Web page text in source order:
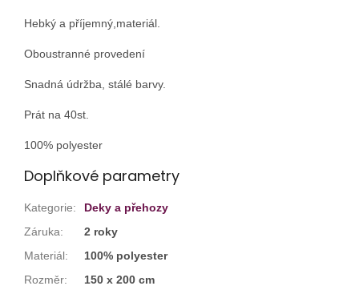
Hebký a příjemný,materiál.
Oboustranné provedení
Snadná údržba, stálé barvy.
Prát na 40st.
100% polyester
Doplňkové parametry
Kategorie:
Deky a přehozy
Záruka:
2 roky
Materiál:
100% polyester
Rozměr:
150 x 200 cm